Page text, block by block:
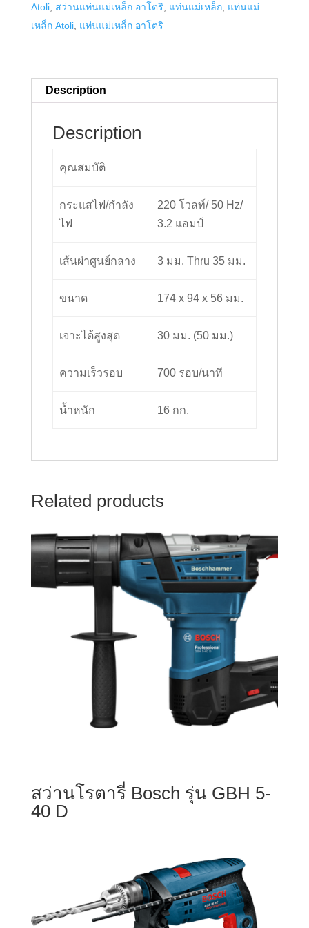
quantity
Atoli, สว่านแท่นแม่เหล็ก อาโตริ, แท่นแม่เหล็ก, แท่นแม่
เหล็ก Atoli, แท่นแม่เหล็ก อาโตริ
Description
Description
คุณสมบัติ
กระแสไฟ/กำลัง
ไฟ
220 โวลท์/ 50 Hz/
3.2 แอมป์
เส้นผ่าศูนย์กลาง 3 มม. Thru 35 มม.
ขนาด 174 x 94 x 56 มม.
เจาะได้สูงสุด 30 มม. (50 มม.)
ความเร็วรอบ 700 รอบ/นาที
น้ำหนัก 16 กก.
Related products
สว่านโรตารี่ Bosch รุ่น GBH 5-
40 D